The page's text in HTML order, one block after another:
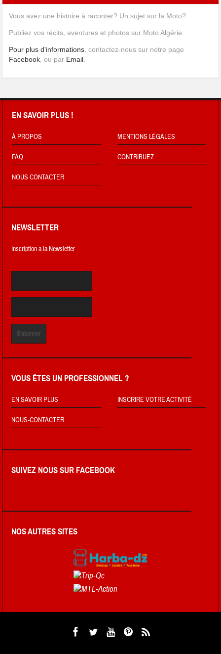
Vous avez une histoire à raconter? Un sujet sur la Moto?
Publiez vos récits, aventures et photos sur Moto Algérie.
Pour plus d'informations , contactez-nous sur notre page
Facebook , ou par Email
EN SAVOIR PLUS !
À PROPOS MENTIONS LÉGALES
FAQ CONTRIBUEZ
NOUS CONTACTER
NEWSLETTER
Inscription a la Newsletter
VOUS ÊTES UN PROFESSIONNEL ?
EN SAVOIR PLUS INSCRIRE VOTRE ACTIVITÉ
NOUS-CONTACTER
SUIVEZ NOUS SUR FACEBOOK
NOS AUTRES SITES